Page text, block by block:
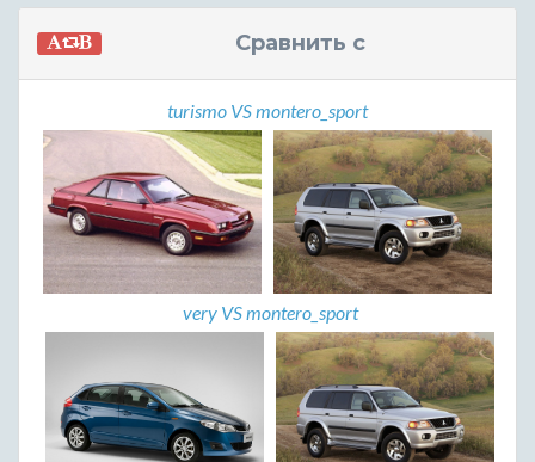
Сравнить с
turismo VS montero_sport
very VS montero_sport